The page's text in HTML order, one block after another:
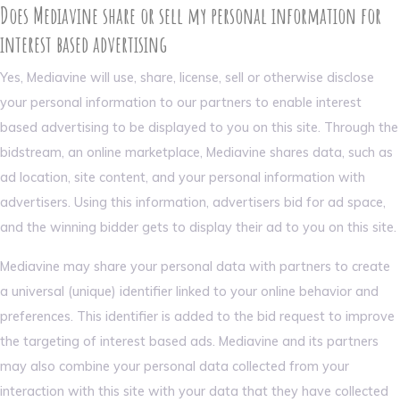
Does Mediavine share or sell my personal information for
interest based advertising
Yes, Mediavine will use, share, license, sell or otherwise disclose
your personal information to our partners to enable interest
based advertising to be displayed to you on this site. Through the
bidstream, an online marketplace, Mediavine shares data, such as
ad location, site content, and your personal information with
advertisers. Using this information, advertisers bid for ad space,
and the winning bidder gets to display their ad to you on this site.
Mediavine may share your personal data with partners to create
a universal (unique) identifier linked to your online behavior and
preferences. This identifier is added to the bid request to improve
the targeting of interest based ads. Mediavine and its partners
may also combine your personal data collected from your
interaction with this site with your data that they have collected